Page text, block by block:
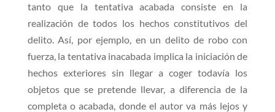
tanto que la tentativa acabada consiste en la
realización de todos los hechos constitutivos del
delito. Así, por ejemplo, en un delito de robo con
fuerza, la tentativa inacabada implica la iniciación de
hechos exteriores sin llegar a coger todavía los
objetos que se pretende llevar, a diferencia de la
completa o acabada, donde el autor va más lejos y